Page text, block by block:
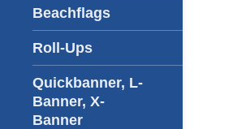
Beachflags
Roll-Ups
Quickbanner, L-
Banner, X-
Banner